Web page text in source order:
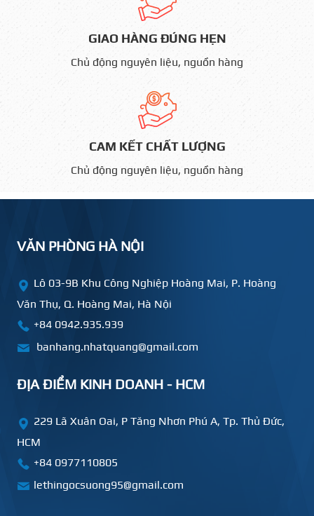
GIAO HÀNG ĐÚNG HẸN
Chủ động nguyên liệu, nguồn hàng
CAM KẾT CHẤT LƯỢNG
Chủ động nguyên liệu, nguồn hàng
VĂN PHÒNG HÀ NỘI
Lô 03-9B Khu Công Nghiệp Hoàng Mai, P. Hoàng
Văn Thụ, Q. Hoàng Mai, Hà Nội
+84 0942.935.939
banhang.nhatquang@gmail.com
ĐỊA ĐIỂM KINH DOANH - HCM
229 Lã Xuân Oai, P Tăng Nhơn Phú A, Tp. Thủ Đức,
HCM
+84 0977110805
lethingocsuong95@gmail.com